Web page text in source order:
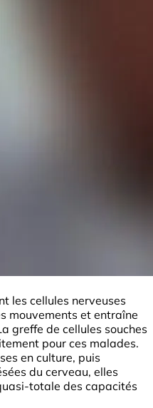
les cellules nerveuses
mouvements et entraîne
greffe de cellules souches
pour ces malades.
en culture, puis
du cerveau, elles
totale des capacités